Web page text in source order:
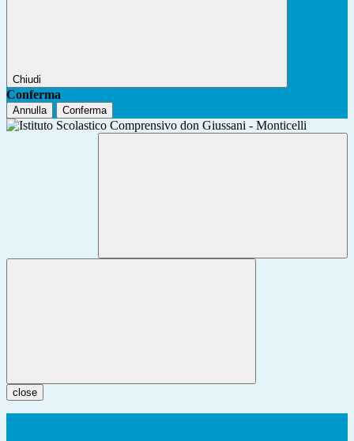
Chiudi
Conferma
Annulla Conferma
close